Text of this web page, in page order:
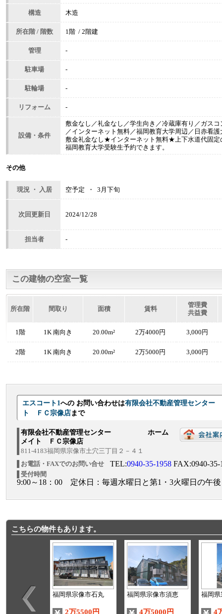
構造 木造
所在階 / 階数 1階 / 2階建
管理 -
駐車場 -
駐輪場 -
リフォーム -
設備・条件
敷金なし／礼金なし／学生向き／冷蔵庫有り／ガス
／インターネット無料／福岡教育大学周辺／日赤看
敷金礼金なし★インターネット無料★上下水道代固定
福岡教育大学受験生予約できます。
その他
現況 ・ 入居 空予定 ・ 3月下旬
次回更新日 2024/12/28
担当者 -
この建物の空室一覧
所在階 間取り 面積 賃料
管理費
共益費
1階 1K 南向き 20.00m² 2万4000円 3,000円
2階 1K 南向き 20.00m² 2万5000円 3,000円
エスコート1への お問い合わせは有限会社不動産管理セ
ト ＦＣ宗像店まで
有限会社不動産管理センター ホーム
メイト ＦＣ宗像店
811-4183福岡県宗像市土穴三丁目２－４１
お電話・FAXでのお問い合せ
TEL:0940-35-1958 FAX:0940-35-
受付時間
9:00～18：00 定休日：毎週水曜日と第1・3火曜日の午後
こちらの物件もあります。
福岡県宗像市石丸
2万5500円
福岡県宗像市須恵
4万5000円
福岡県
4